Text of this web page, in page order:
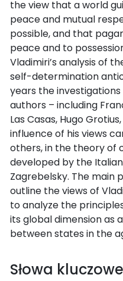
the view that a world
peace and mutual
possible, and that
peace and to
Vladimiri’s analysis of
self-determination
years the
authors – including
Las Casas, Hugo
influence of his views
others, in the theory of
developed by the
Zagrebelsky. The main
outline the views of
to analyze the
its global dimension as
between states in the
Słowa